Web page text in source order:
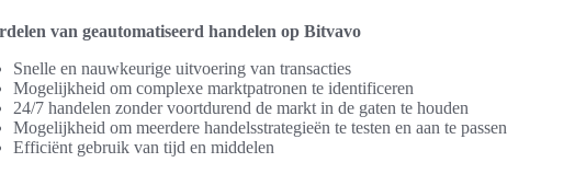
van geautomatiseerd handelen op Bitvavo
Snelle en nauwkeurige uitvoering van transacties
Mogelijkheid om complexe marktpatronen te identificeren
24/7 handelen zonder voortdurend de markt in de gaten te houden
Mogelijkheid om meerdere handelsstrategieën te testen en aan te passen
Efficiënt gebruik van tijd en middelen